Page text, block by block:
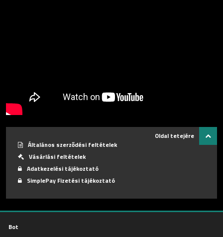
Általános szerződési feltételek
Vásárlási feltételek
Adatkezelési tájékoztató
SimplePay Fizetési tájékoztató
Oldal tetejére
Bot